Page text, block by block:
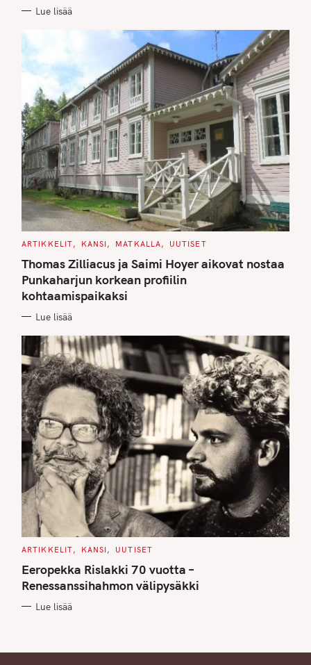
I
Lue lisää
C
T
E
G
O
R
I
S
ARTIKKELIT KANSI MATKALLA UUTISET
Thomas Zilliacus ja Saimi Hoyer aikovat nostaa
Punkaharjun korkean profiilin
kohtaamispaikaksi
Lue lisää
C
T
E
G
O
I
ARTIKKELIT KANSI UUTISET
Eeropekka Rislakki 70 vuotta –
Renessanssihahmon välipysäkki
Lue lisää